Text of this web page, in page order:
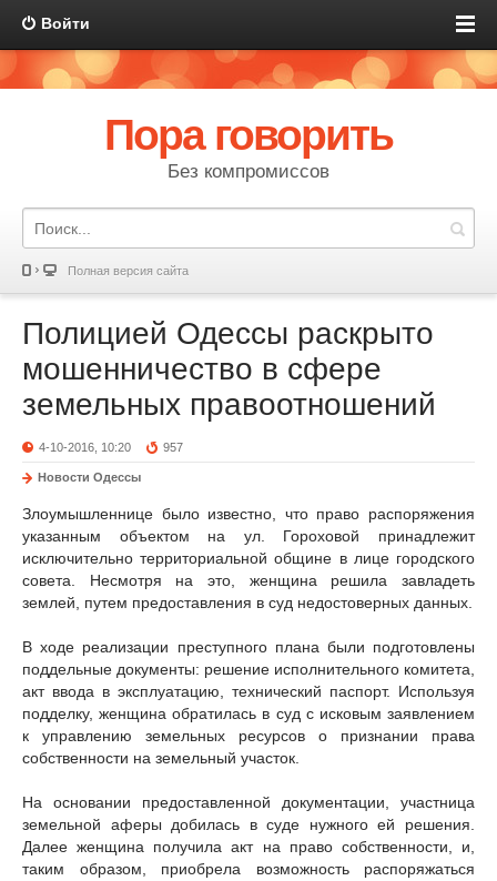
Войти
Пора говорить
Без компромиссов
Полная версия сайта
Полицией Одессы раскрыто
мошенничество в сфере
земельных правоотношений
4-10-2016, 10:20 957
Новости Одессы
Злоумышленнице было известно, что право распоряжения
указанным объектом на ул. Гороховой принадлежит
исключительно территориальной общине в лице городского
совета. Несмотря на это, женщина решила завладеть
землей, путем предоставления в суд недостоверных данных.
В ходе реализации преступного плана были подготовлены
поддельные документы: решение исполнительного комитета,
акт ввода в эксплуатацию, технический паспорт. Используя
подделку, женщина обратилась в суд с исковым заявлением
к управлению земельных ресурсов о признании права
собственности на земельный участок.
На основании предоставленной документации, участница
земельной аферы добилась в суде нужного ей решения.
Далее женщина получила акт на право собственности, и,
таким образом, приобрела возможность распоряжаться